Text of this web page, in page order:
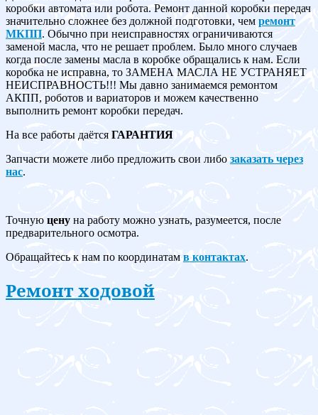
коробки автомата или робота. Ремонт данной коробки передач
значительно сложнее без должной подготовки, чем ремонт
МКПП. Обычно при неисправностях ограничиваются
заменой масла, что не решает проблем. Было много случаев
когда после замены масла в коробке обращались к нам. Если
коробка не исправна, то ЗАМЕНА МАСЛА НЕ УСТРАНЯЕТ
НЕИСПРАВНОСТЬ!!! Мы давно занимаемся ремонтом
АКПП, роботов и вариаторов и можем качественно
выполнить ремонт коробки передач.
На все работы даётсяГАРАНТИЯ
Запчасти можете либо предложить свои либо заказать через
нас.
Точную цену на работу можно узнать, разумеется, после
предварительного осмотра.
Обращайтесь к нам по координатам в контактах.
Ремонт ходовой